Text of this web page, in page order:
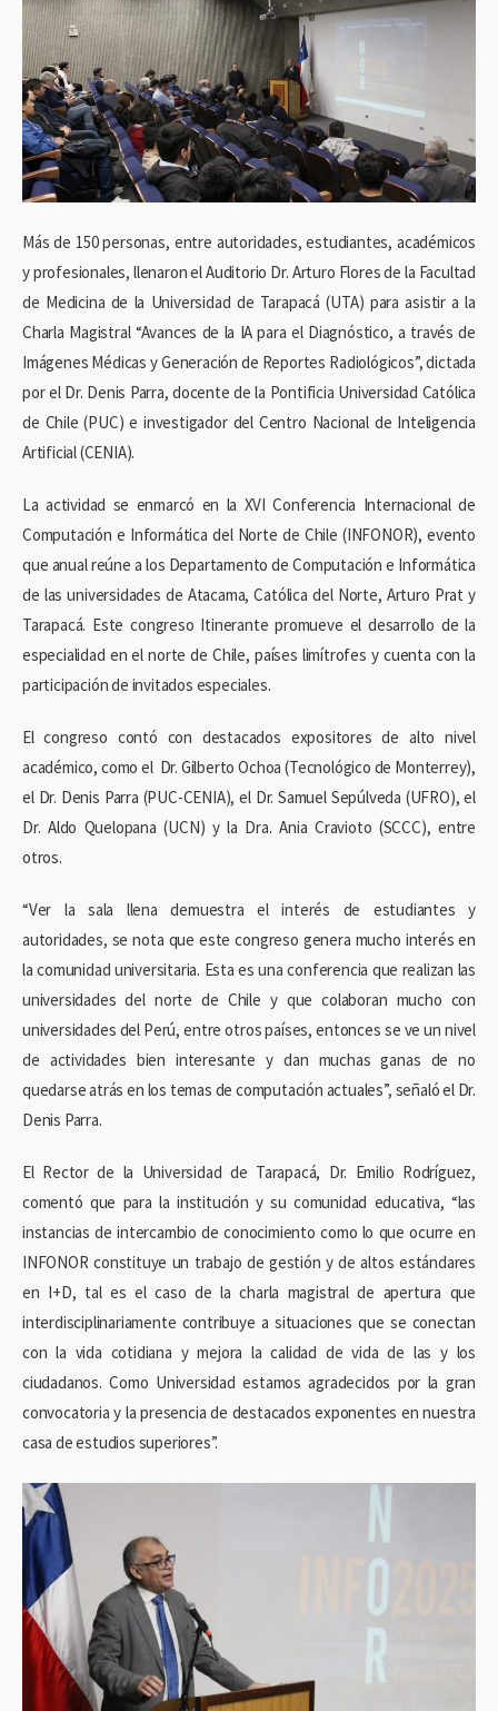
Más de 150 personas, entre autoridades, estudiantes, académicos
y profesionales, llenaron el Auditorio Dr. Arturo Flores de la Facultad
de Medicina de la Universidad de Tarapacá (UTA) para asistir a la
Charla Magistral “Avances de la IA para el Diagnóstico, a través de
Imágenes Médicas y Generación de Reportes Radiológicos”, dictada
por el Dr. Denis Parra, docente de la Pontificia Universidad Católica
de Chile (PUC) e investigador del Centro Nacional de Inteligencia
Artificial (CENIA).
La actividad se enmarcó en la XVI Conferencia Internacional de
Computación e Informática del Norte de Chile (INFONOR), evento
que anual reúne a los Departamento de Computación e Informática
de las universidades de Atacama, Católica del Norte, Arturo Prat y
Tarapacá. Este congreso Itinerante promueve el desarrollo de la
especialidad en el norte de Chile, países limítrofes y cuenta con la
participación de invitados especiales.
El congreso contó con destacados expositores de alto nivel
académico, como el Dr. Gilberto Ochoa (Tecnológico de Monterrey),
el Dr. Denis Parra (PUC-CENIA), el Dr. Samuel Sepúlveda (UFRO), el
Dr. Aldo Quelopana (UCN) y la Dra. Ania Cravioto (SCCC), entre
otros.
“Ver la sala llena demuestra el interés de estudiantes y
autoridades, se nota que este congreso genera mucho interés en
la comunidad universitaria. Esta es una conferencia que realizan las
universidades del norte de Chile y que colaboran mucho con
universidades del Perú, entre otros países, entonces se ve un nivel
de actividades bien interesante y dan muchas ganas de no
quedarse atrás en los temas de computación actuales”, señaló el Dr.
Denis Parra.
El Rector de la Universidad de Tarapacá, Dr. Emilio Rodríguez,
comentó que para la institución y su comunidad educativa, “las
instancias de intercambio de conocimiento como lo que ocurre en
INFONOR constituye un trabajo de gestión y de altos estándares
en I+D, tal es el caso de la charla magistral de apertura que
interdisciplinariamente contribuye a situaciones que se conectan
con la vida cotidiana y mejora la calidad de vida de las y los
ciudadanos. Como Universidad estamos agradecidos por la gran
convocatoria y la presencia de destacados exponentes en nuestra
casa de estudios superiores”.